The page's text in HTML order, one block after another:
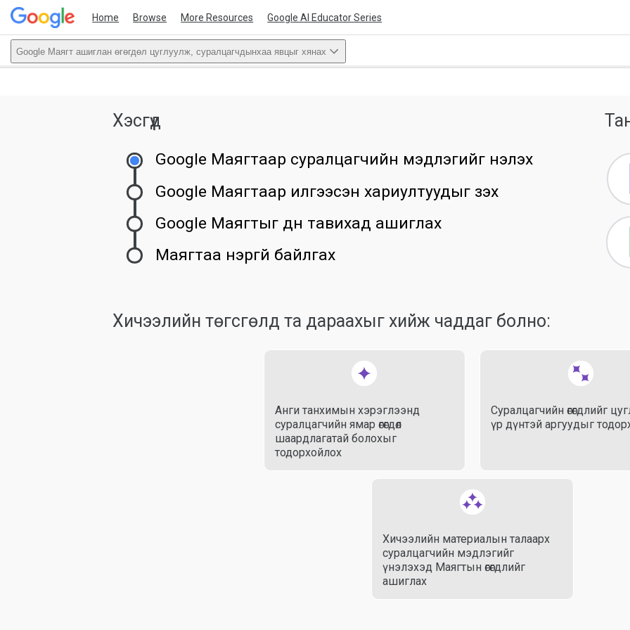
Home Browse More Resources Google AI Educator Series
Google Маягт ашиглан өгөгдөл цуглуулж, суралцагчдынхаа явцыг хянах
Хэсгүүд
Google Маягтаар суралцагчийн мэдлэгийг үнэлэх
Google Маягтыг дүн тавихад ашиглах
Google Маягтаар илгээсэн хариултуудыг үзэх
Маягтаа нэргүй байлгах
Хичээлийн төгсгөлд та дараахыг хийж чаддаг болно:
Анги танхимын хэрэглээнд
суралцагчийн ямар өгөгдөл
шаардлагатай болохыг
тодорхойлох
Суралцагчийн өгөгдлийг
үр дүнтэй аргуудыг
Хичээлийн материалын талаарх
суралцагчийн мэдлэгийг
үнэлэхэд Маягтын өгөгдлийг
ашиглах